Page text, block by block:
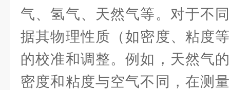
气、氢气、天然气等。对于不
据其物理性质（如密度、粘度
的校准和调整。例如，天然气
密度和粘度与空气不同，在测